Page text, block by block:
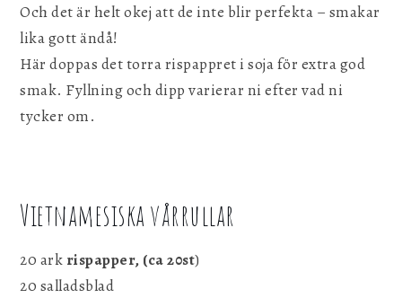
Och det är helt okej att de inte blir perfekta – smakar
lika gott ändå!
Här doppas det torra rispappret i soja för extra god
smak. Fyllning och dipp varierar ni efter vad ni
tycker om.
Vietnamesiska vårrullar
20 ark rispapper, (ca 20st)
20 salladsblad